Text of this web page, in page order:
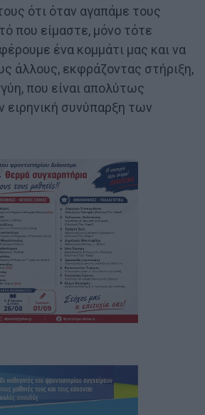
ότι όταν αγαπάμε τους
που είμαστε, μόνο τότε
ένα κομμάτι μας και να
άλλους, εκφράζοντας στήριξη,
που είναι απολύτως
ειρηνική συνύπαρξη των